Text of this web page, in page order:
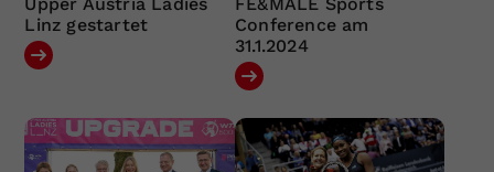
Linz gestartet
Conference am
31.1.2024